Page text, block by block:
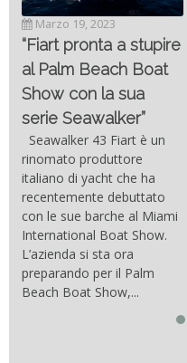
Marzo 19, 2023
“Fiart pronta a stupire
al Palm Beach Boat
Show con la sua
serie Seawalker”
Seawalker 43 Fiart è un
rinomato produttore
italiano di yacht che ha
recentemente debuttato
con le sue barche al Miami
International Boat Show.
L’azienda si sta ora
preparando per il Palm
Beach Boat Show,...